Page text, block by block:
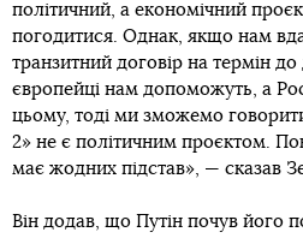
політичний, а економічний
погодитися. Однак, якщо нам
транзитний договір на термін
європейці нам допоможуть, а
цьому, тоді ми зможемо
2» не є політичним проєктом.
має жодних підстав», — сказав
Він додав, що Путін почув його